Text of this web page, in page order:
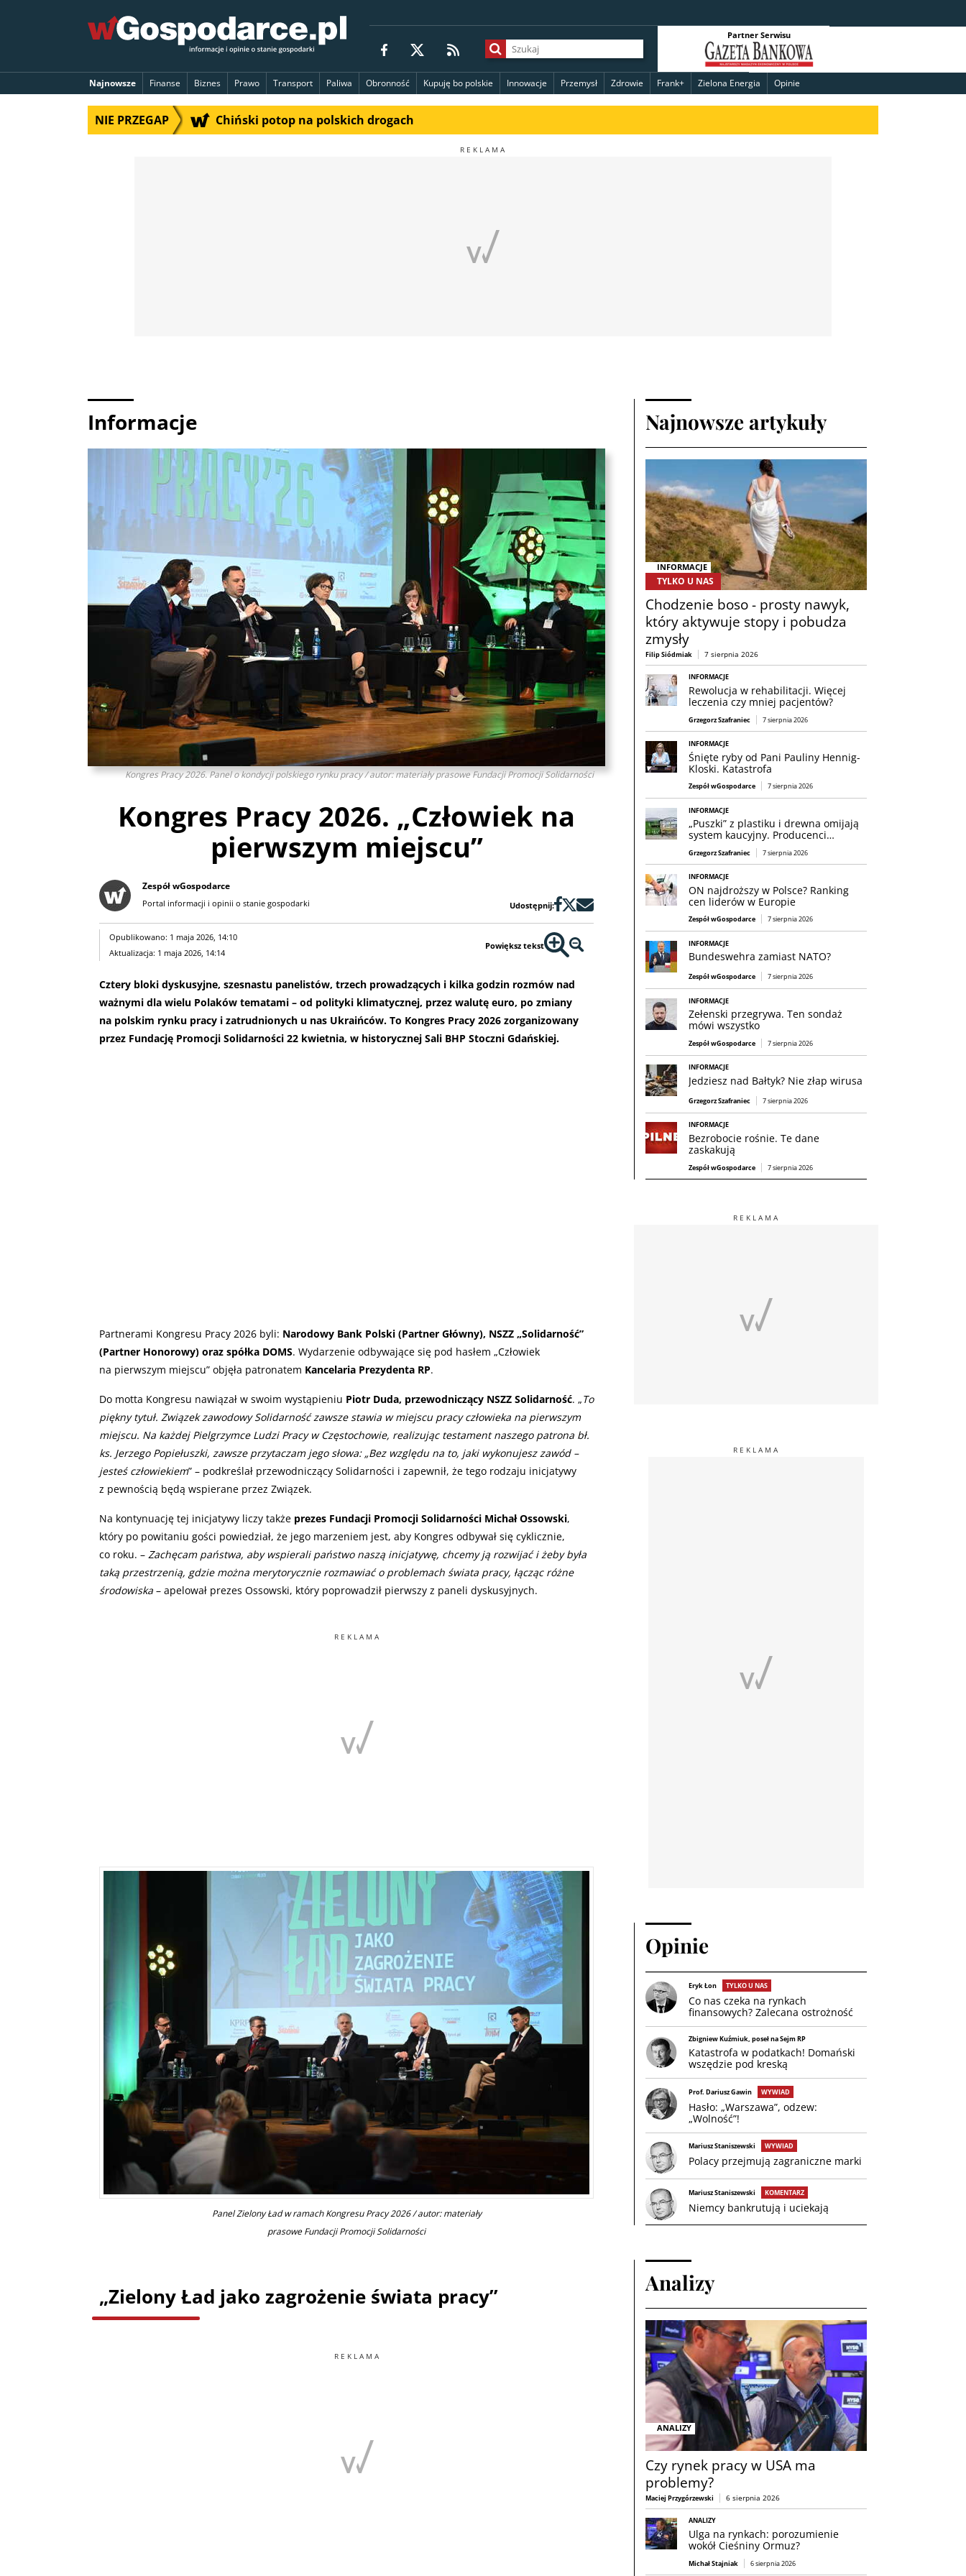
Partner Serwisu
Najnowsze Finanse Biznes Prawo Transport Paliwa Obronność Kupuję bo polskie Innowacje Przemysł Zdrowie Frank+ Zielona Energia Opinie
NIE PRZEGAP Chiński potop na polskich drogach
Informacje
Kongres Pracy 2026. Panel o kondycji polskiego rynku pracy / autor: materiały prasowe Fundacji Promocji Solidarności
Kongres Pracy 2026. „Człowiek na
pierwszym miejscu”
Zespół wGospodarce
Portal informacji i opinii o stanie gospodarki Udostępnij:
Opublikowano: 1 maja 2026, 14:10
Aktualizacja: 1 maja 2026, 14:14
Powiększ tekst
Cztery bloki dyskusyjne, szesnastu panelistów, trzech prowadzących i kilka godzin rozmów nad
ważnymi dla wielu Polaków tematami – od polityki klimatycznej, przez walutę euro, po zmiany
na polskim rynku pracy i zatrudnionych u nas Ukraińców. To Kongres Pracy 2026 zorganizowany
przez Fundację Promocji Solidarności 22 kwietnia, w historycznej Sali BHP Stoczni Gdańskiej.
Partnerami Kongresu Pracy 2026 byli: Narodowy Bank Polski (Partner Główny), NSZZ „Solidarność”
(Partner Honorowy) oraz spółka DOMS. Wydarzenie odbywające się pod hasłem „Człowiek
na pierwszym miejscu” objęła patronatem Kancelaria Prezydenta RP.
Do motta Kongresu nawiązał w swoim wystąpieniu Piotr Duda, przewodniczący NSZZ Solidarność. „To
piękny tytuł. Związek zawodowy Solidarność zawsze stawia w miejscu pracy człowieka na pierwszym
miejscu. Na każdej Pielgrzymce Ludzi Pracy w Częstochowie, realizując testament naszego patrona bł.
ks. Jerzego Popiełuszki, zawsze przytaczam jego słowa: „Bez względu na to, jaki wykonujesz zawód –
jesteś człowiekiem” – podkreślał przewodniczący Solidarności i zapewnił, że tego rodzaju inicjatywy
z pewnością będą wspierane przez Związek.
Na kontynuację tej inicjatywy liczy także prezes Fundacji Promocji Solidarności Michał Ossowski,
który po powitaniu gości powiedział, że jego marzeniem jest, aby Kongres odbywał się cyklicznie,
co roku. – Zachęcam państwa, aby wspierali państwo naszą inicjatywę, chcemy ją rozwijać i żeby była
taką przestrzenią, gdzie można merytorycznie rozmawiać o problemach świata pracy, łącząc różne
środowiska – apelował prezes Ossowski, który poprowadził pierwszy z paneli dyskusyjnych.
REKLAMA
Panel Zielony Ład w ramach Kongresu Pracy 2026 / autor: materiały
prasowe Fundacji Promocji Solidarności
„Zielony Ład jako zagrożenie świata pracy”
REKLAMA
Najnowsze artykuły
INFORMACJE
TYLKO U NAS
Chodzenie boso - prosty nawyk,
który aktywuje stopy i pobudza
zmysły
Filip Siódmiak 7 sierpnia 2026
INFORMACJE
Rewolucja w rehabilitacji. Więcej
leczenia czy mniej pacjentów?
Grzegorz Szafraniec 7 sierpnia 2026
INFORMACJE
Śnięte ryby od Pani Pauliny Hennig-
Kloski. Katastrofa
Zespół wGospodarce 7 sierpnia 2026
INFORMACJE
„Puszki” z plastiku i drewna omijają
system kaucyjny. Producenci…
Grzegorz Szafraniec 7 sierpnia 2026
INFORMACJE
ON najdroższy w Polsce? Ranking
cen liderów w Europie
Zespół wGospodarce 7 sierpnia 2026
INFORMACJE
Bundeswehra zamiast NATO?
Zespół wGospodarce 7 sierpnia 2026
INFORMACJE
Zełenski przegrywa. Ten sondaż
mówi wszystko
Zespół wGospodarce 7 sierpnia 2026
INFORMACJE
Jedziesz nad Bałtyk? Nie złap wirusa
Grzegorz Szafraniec 7 sierpnia 2026
INFORMACJE
Bezrobocie rośnie. Te dane
zaskakują
Zespół wGospodarce 7 sierpnia 2026
Opinie
Eryk Łon TYLKO U NAS
Co nas czeka na rynkach
finansowych? Zalecana ostrożność
Zbigniew Kuźmiuk, poseł na Sejm RP
Katastrofa w podatkach! Domański
wszędzie pod kreską
Prof. Dariusz Gawin WYWIAD
Hasło: „Warszawa”, odzew:
„Wolność”!
Mariusz Staniszewski WYWIAD
Polacy przejmują zagraniczne marki
Mariusz Staniszewski KOMENTARZ
Niemcy bankrutują i uciekają
Analizy
ANALIZY
Czy rynek pracy w USA ma
problemy?
Maciej Przygórzewski 6 sierpnia 2026
ANALIZY
Ulga na rynkach: porozumienie
wokół Cieśniny Ormuz?
Michał Stajniak 6 sierpnia 2026